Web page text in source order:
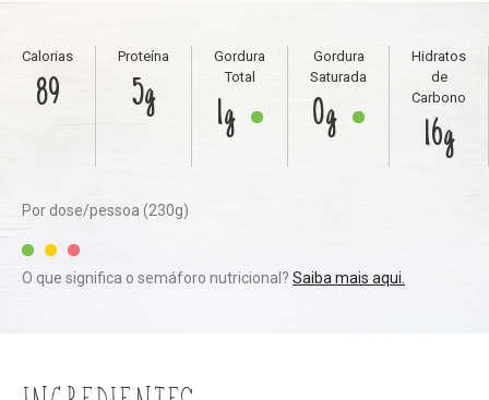
Calorias
89
Proteína
5g
Gordura
Total
1g
Gordura
Saturada
0g
Hidratos
de
Carbono
16g
Por dose/pessoa (230g)
O que significa o semáforo nutricional? Saiba mais aqui.